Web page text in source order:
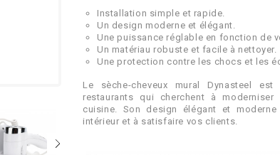
Installation simple et rapide.
Un design moderne et élégant.
Une puissance réglable en fonction de
Un matériau robuste et facile à nettoyer.
Une protection contre les chocs et les
Le sèche-cheveux mural Dynasteel
restaurants qui cherchent à
cuisine. Son design élégant et
intérieur et à satisfaire vos clients.